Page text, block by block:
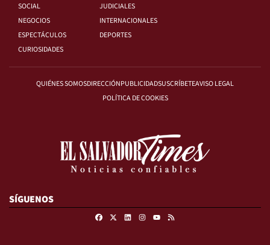
SOCIAL
JUDICIALES
NEGOCIOS
INTERNACIONALES
ESPECTÁCULOS
DEPORTES
CURIOSIDADES
QUIÉNES SOMOSDIRECCIÓNPUBLICIDADSUSCRÍBETEAVISO LEGAL
POLÍTICA DE COOKIES
SÍGUENOS
FacebookLinkedinInstagram